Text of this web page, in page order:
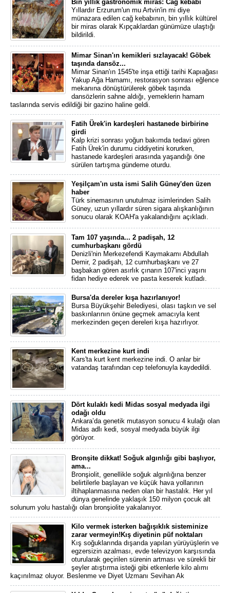
Bin yıllık gastronomik miras: Cağ kebabı
Yıllardır Erzurum'un mu Artvin'in mi diye
münazara edilen cağ kebabının, bin yıllık kültürel
bir miras olarak Kıpçaklardan günümüze ulaştığı
bildirildi.
Mimar Sinan'ın kemikleri sızlayacak! Göbek
taşında dansöz...
Mimar Sinan'ın 1545'te inşa ettiği tarihi Kapıağası
Yakup Ağa Hamamı, restorasyon sonrası eğlence
mekanına dönüştürülerek göbek taşında
dansözlerin sahne aldığı, yemeklerin hamam
taslarında servis edildiği bir gazino haline geldi.
Fatih Ürek'in kardeşleri hastanede birbirine
girdi
Kalp krizi sonrası yoğun bakımda tedavi gören
Fatih Ürek'in durumu ciddiyetini korurken,
hastanede kardeşleri arasında yaşandığı öne
sürülen tartışma gündeme oturdu.
Yeşilçam'ın usta ismi Salih Güney'den üzen
haber
Türk sinemasının unutulmaz isimlerinden Salih
Güney, uzun yıllardır süren sigara alışkanlığının
sonucu olarak KOAH'a yakalandığını açıkladı.
Tam 107 yaşında... 2 padişah, 12
cumhurbaşkanı gördü
Denizli'nin Merkezefendi Kaymakamı Abdullah
Demir, 2 padişah, 12 cumhurbaşkanı ve 27
başbakan gören asırlık çınarın 107'inci yaşını
fidan hediye ederek ve pasta keserek kutladı.
Bursa'da dereler kışa hazırlanıyor!
Bursa Büyükşehir Belediyesi, olası taşkın ve sel
baskınlarının önüne geçmek amacıyla kent
merkezinden geçen dereleri kışa hazırlıyor.
Kent merkezine kurt indi
Kars'ta kurt kent merkezine indi. O anlar bir
vatandaş tarafından cep telefonuyla kaydedildi.
Dört kulaklı kedi Midas sosyal medyada ilgi
odağı oldu
Ankara’da genetik mutasyon sonucu 4 kulağı olan
Midas adlı kedi, sosyal medyada büyük ilgi
görüyor.
Bronşite dikkat! Soğuk algınlığı gibi başlıyor,
ama...
Bronşiolit, genellikle soğuk algınlığına benzer
belirtilerle başlayan ve küçük hava yollarının
iltihaplanmasına neden olan bir hastalık. Her yıl
dünya genelinde yaklaşık 150 milyon çocuk alt
solunum yolu hastalığı olan bronşiolite yakalanıyor.
Kilo vermek isterken bağışıklık sisteminize
zarar vermeyin!Kış diyetinin püf noktaları
Kış soğuklarında dışarıda yapılan yürüyüşlerin ve
egzersizin azalması, evde televizyon karşısında
oturularak geçirilen sürenin artması ve sürekli bir
şeyler atıştırma isteği gibi etkenlerle kilo alımı
kaçınılmaz oluyor. Beslenme ve Diyet Uzmanı Sevihan Ak